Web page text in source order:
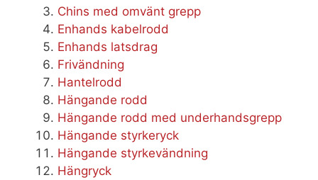
Chins med omvänt grepp
Enhands kabelrodd
Enhands latsdrag
Frivändning
Hantelrodd
Hängande rodd
Hängande rodd med underhandsgrepp
Hängande styrkeryck
Hängande styrkevändning
Hängryck